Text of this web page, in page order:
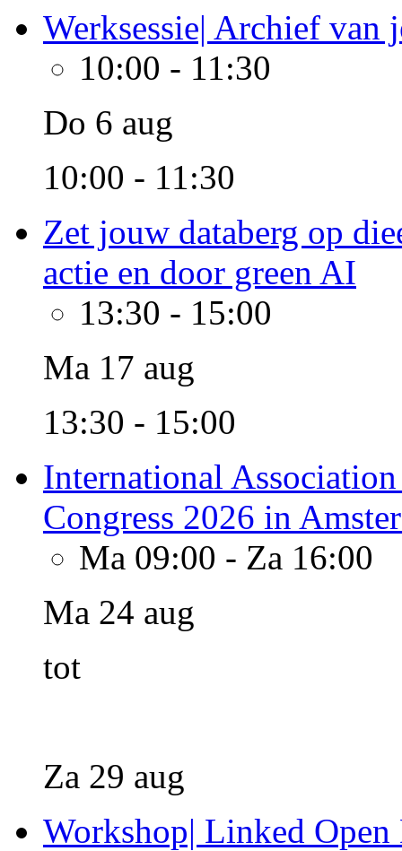
Werksessie| Archief van
10:00 - 11:30
Do 6 aug
10:00 - 11:30
Zet jouw databerg op
actie en door green AI
13:30 - 15:00
Ma 17 aug
13:30 - 15:00
International
Congress 2026 in
Ma 09:00 - Za 16:00
Ma 24 aug
tot
Za 29 aug
Workshop| Linked